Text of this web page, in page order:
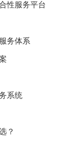
性服务平台
务体系
系统
？